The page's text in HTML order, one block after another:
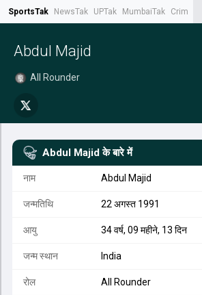
SportsTak NewsTak UPTak MumbaiTak CrimeTak
Abdul Majid
All Rounder
Abdul Majid के बारे में
नाम Abdul Majid
जन्मतिथि 22 अगस्त 1991
आयु 34 वर्ष, 09 महीने, 13 दिन
जन्म स्थान India
रोल All Rounder